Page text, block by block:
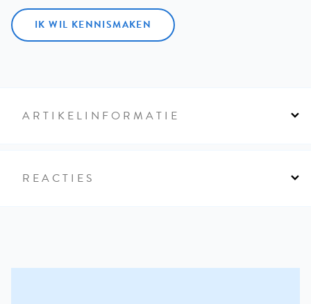
IK WIL KENNISMAKEN
ARTIKELINFORMATIE
REACTIES